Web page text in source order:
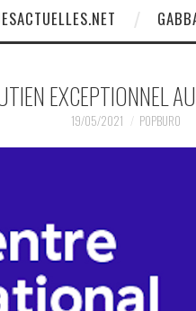
EXCEPTIONNEL
19/05/2021 POPBURO